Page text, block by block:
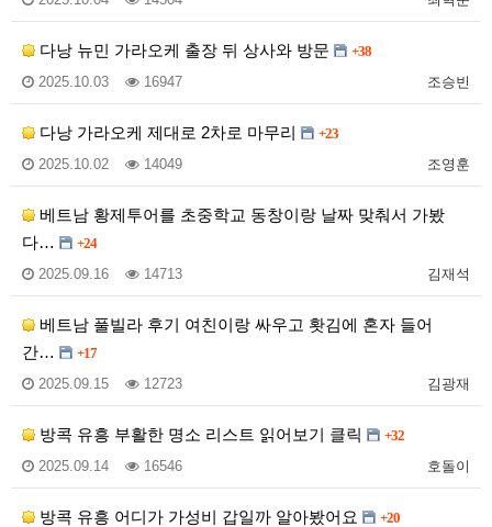
다낭 뉴민 가라오케 출장 뒤 상사와 방문 +38
조승빈
2025.10.03 16947
다낭 가라오케 제대로 2차로 마무리 +23
조영훈
2025.10.02 14049
베트남 황제투어를 초중학교 동창이랑 날짜 맞춰서 가봤
다…
+24
김재석
2025.09.16 14713
베트남 풀빌라 후기 여친이랑 싸우고 홧김에 혼자 들어
간…
+17
김광재
2025.09.15 12723
방콕 유흥 부활한 명소 리스트 읽어보기 클릭 +32
호돌이
2025.09.14 16546
방콕 유흥 어디가 가성비 갑일까 알아봤어요 +20